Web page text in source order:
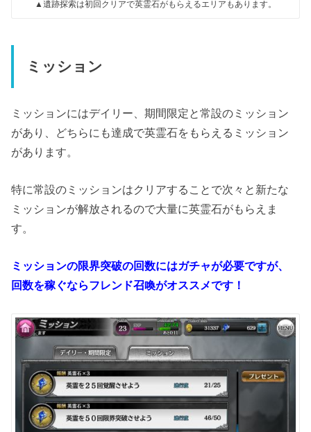
▲遺跡探索は初回クリアで英霊石がもらえるエリアもあります。
ミッション
ミッションにはデイリー、期間限定と常設のミッション
があり、どちらにも達成で英霊石をもらえるミッション
があります。
特に常設のミッションはクリアすることで次々と新たな
ミッションが解放されるので大量に英霊石がもらえま
す。
ミッションの限界突破の回数にはガチャが必要ですが、
回数を稼ぐならフレンド召喚がオススメです！